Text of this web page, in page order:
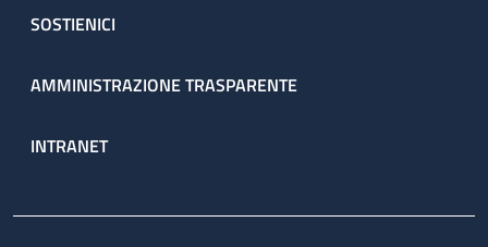
SOSTIENICI
AMMINISTRAZIONE TRASPARENTE
INTRANET